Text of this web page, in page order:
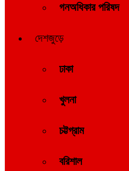
গনঅধিকার পরিষদ
দেশজুড়ে
ঢাকা
খুলনা
চট্টগ্রাম
বরিশাল